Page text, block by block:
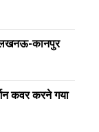
लखनऊ-कानपुर
कवर करने गया